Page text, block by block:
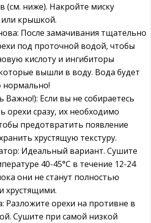
(см. ниже). Накройте миску
крышкой.
После замачивания тщательно
под проточной водой, чтобы
кислоту и ингибиторы
вышли в воду. Вода будет
нормально!
Важно!): Если вы не собираетесь
орехи сразу, их необходимо
предотвратить появление
хрустящую текстуру.
Идеальный вариант. Сушите
40-45°C в течение 12-24
они не станут полностью
хрустящими.
Разложите орехи на противне в
Сушите при самой низкой